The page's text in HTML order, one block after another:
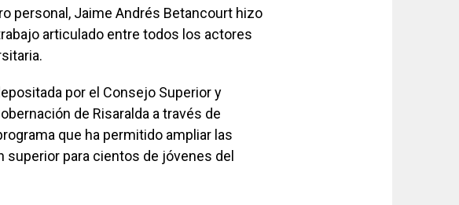
personal, Jaime Andrés Betancourt hizo
articulado entre todos los actores
por el Consejo Superior y
de Risaralda a través de
que ha permitido ampliar las
para cientos de jóvenes del